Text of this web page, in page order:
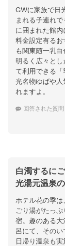
GWに家族で日
まれる子連れ
に囲まれた館
料金設定有る
も関東随一乳
明るく広々と
て利用できる
光名物ゆばや
れますよ。
回答された質問
白濁するに
光湯元温泉
ホテル花の季
ごり湯がたっ
宿。趣のある
呂にて、そのい
日帰り温泉も